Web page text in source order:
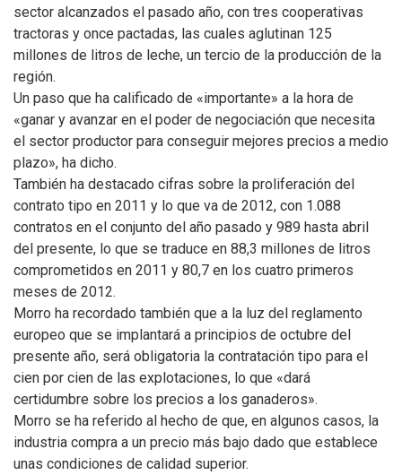
sector alcanzados el pasado año, con tres cooperativas
tractoras y once pactadas, las cuales aglutinan 125
millones de litros de leche, un tercio de la producción de la
región.
Un paso que ha calificado de «importante» a la hora de
«ganar y avanzar en el poder de negociación que necesita
el sector productor para conseguir mejores precios a medio
plazo», ha dicho.
También ha destacado cifras sobre la proliferación del
contrato tipo en 2011 y lo que va de 2012, con 1.088
contratos en el conjunto del año pasado y 989 hasta abril
del presente, lo que se traduce en 88,3 millones de litros
comprometidos en 2011 y 80,7 en los cuatro primeros
meses de 2012.
Morro ha recordado también que a la luz del reglamento
europeo que se implantará a principios de octubre del
presente año, será obligatoria la contratación tipo para el
cien por cien de las explotaciones, lo que «dará
certidumbre sobre los precios a los ganaderos».
Morro se ha referido al hecho de que, en algunos casos, la
industria compra a un precio más bajo dado que establece
unas condiciones de calidad superior.